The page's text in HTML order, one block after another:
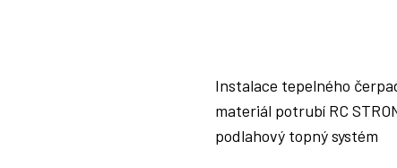
Instalace tepelného
materiál potrubí RC
podlahový topný systém